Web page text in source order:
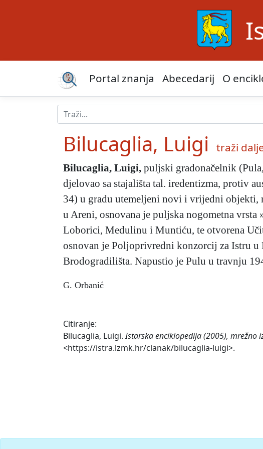
Portal znanja Abecedarij O
Bilucaglia, Luigi traži
Bilucaglia, Luigi, puljski gradonačelnik
djelovao sa stajališta tal. iredentizma, protiv
34) u gradu utemeljeni novi i vrijedni objekti,
u Areni, osnovana je puljska nogometna
Loborici, Medulinu i Muntiću, te otvorena
osnovan je Poljoprivredni konzorcij za Istru
Brodogradilišta. Napustio je Pulu u travnju
G. Orbanić
Citiranje:
Bilucaglia, Luigi.Istarska enciklopedija (2005), mrežno
<https://istra.lzmk.hr/clanak/bilucaglia-luigi>.